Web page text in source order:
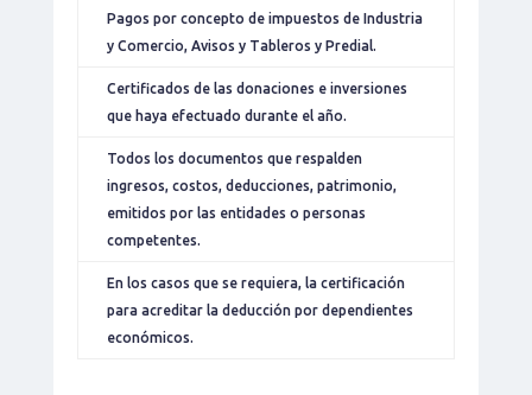
Pagos por concepto de impuestos de Industria
y Comercio, Avisos y Tableros y Predial.
Certificados de las donaciones e inversiones
que haya efectuado durante el año.
Todos los documentos que respalden
ingresos, costos, deducciones, patrimonio,
emitidos por las entidades o personas
competentes.
En los casos que se requiera, la certificación
para acreditar la deducción por dependientes
económicos.